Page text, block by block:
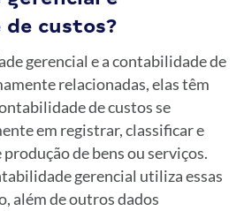
custos?
gerencial e a contabilidade de
relacionadas, elas têm
de custos se
em registrar, classificar e
de bens ou serviços.
gerencial utiliza essas
além de outros dados